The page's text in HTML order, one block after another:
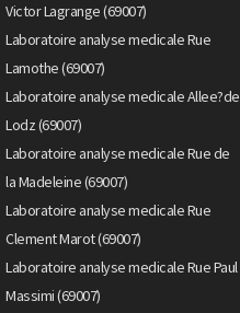
Victor Lagrange (69007)
Laboratoire analyse medicale Rue
Lamothe (69007)
Laboratoire analyse medicale Allee?de
Lodz (69007)
Laboratoire analyse medicale Rue de
la Madeleine (69007)
Laboratoire analyse medicale Rue
Clement Marot (69007)
Laboratoire analyse medicale Rue Paul
Massimi (69007)